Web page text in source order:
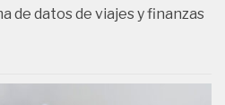
de datos de viajes y finanzas